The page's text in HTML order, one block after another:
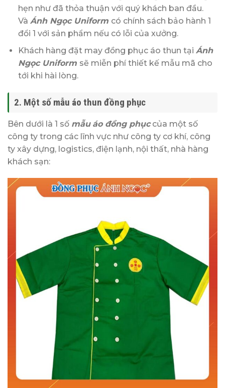
hẹn như đã thỏa thuận với quý khách ban đầu.
Và Ánh Ngọc Uniform có chính sách bảo hành 1
đổi 1 với sản phẩm nếu có lỗi của xưởng.
Khách hàng đặt may đồng phục áo thun tại Ánh
Ngọc Uniform sẽ miễn phí thiết kế mẫu mã cho
tới khi hài lòng.
2. Một số mẫu áo thun đồng phục
Bên dưới là 1 số mẫu áo đồng phụccủa một số
công ty trong các lĩnh vực như công ty cơ khí, công
ty xây dựng, logistics, điện lạnh, nội thất, nhà hàng
khách sạn: